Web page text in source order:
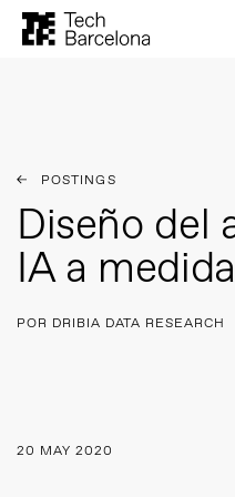
POSTINGS
Diseño del
IA a medida
POR DRIBIA DATA RESEARCH
20 MAY 2020